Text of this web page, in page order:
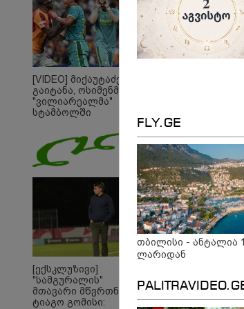
გააკრიტიკა
[VIDEO] მიქაუტაძემ
გაიტანა, ოსიმენმაც -
"ვილიარეალმა"
სტამბოლში
[ექსკლუზივი]
"სამგურალის"
მთავარი მწვრთნელი
ტიაგო გომისი:
FLY.GE
თბილისი - ანტალია
ლარიდან